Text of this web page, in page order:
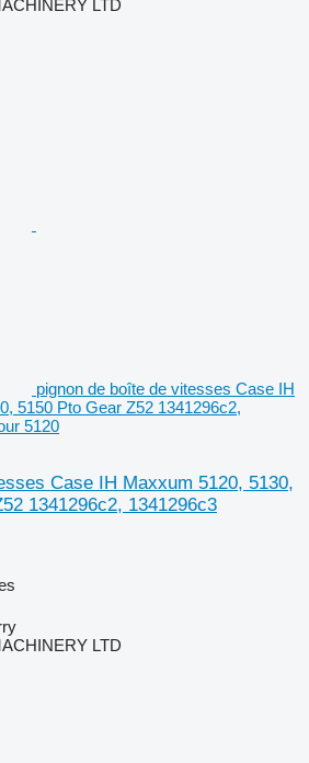
LTD
pignon de boîte de vitesses Case IH
5150 Pto Gear Z52 1341296c2,
5120
Case IH Maxxum 5120, 5130,
1341296c2, 1341296c3
LTD